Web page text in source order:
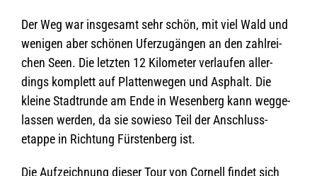
Der Weg war ins­ge­samt sehr schön, mit viel Wald und
weni­gen aber schö­nen Ufer­zu­gän­gen an den zahl­rei­
chen Seen. Die letz­ten 12 Kilo­me­ter ver­lau­fen aller­
dings kom­plett auf Plat­ten­we­gen und Asphalt. Die
kleine Stadt­runde am Ende in Wesen­berg kann weg­ge­
las­sen wer­den, da sie sowieso Teil der Anschluss­
etappe in Rich­tung Fürs­ten­berg ist.
Die Auf­zeich­nung die­ser Tour von Cor­nell fin­det sich